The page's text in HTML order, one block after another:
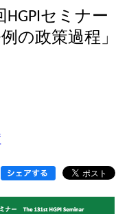
HGPIセミナー
の政策過程」